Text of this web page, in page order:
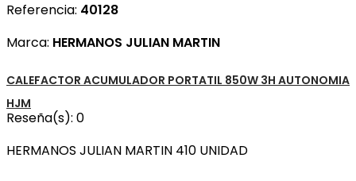
Referencia: 40128
Marca: HERMANOS JULIAN MARTIN
CALEFACTOR ACUMULADOR PORTATIL 850W 3H AUTONOMIA
HJM
Reseña(s): 0
HERMANOS JULIAN MARTIN 410 UNIDAD